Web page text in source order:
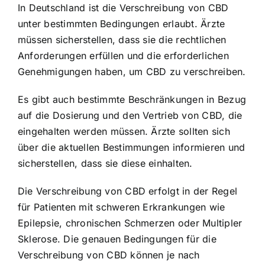
In Deutschland ist die Verschreibung von CBD
unter bestimmten Bedingungen erlaubt. Ärzte
müssen sicherstellen, dass sie die rechtlichen
Anforderungen erfüllen und die erforderlichen
Genehmigungen haben, um CBD zu verschreiben.
Es gibt auch bestimmte Beschränkungen in Bezug
auf die Dosierung und den Vertrieb von CBD, die
eingehalten werden müssen. Ärzte sollten sich
über die aktuellen Bestimmungen informieren und
sicherstellen, dass sie diese einhalten.
Die Verschreibung von CBD erfolgt in der Regel
für Patienten mit schweren Erkrankungen wie
Epilepsie, chronischen Schmerzen oder Multipler
Sklerose. Die genauen Bedingungen für die
Verschreibung von CBD können je nach